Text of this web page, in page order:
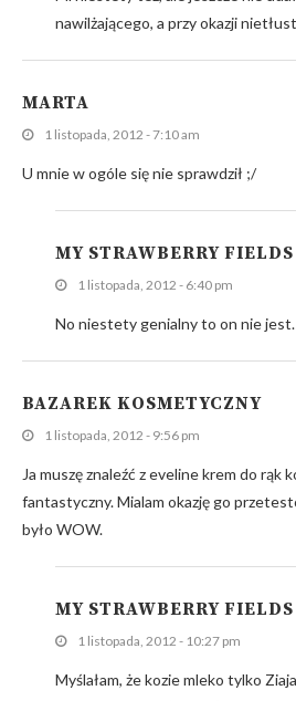
nawilżającego, a przy okazji
MARTA
1 listopada, 2012 - 7:10 am
U mnie w ogóle się nie sprawdził ;/
MY STRAWBERRY FIELDS
1 listopada, 2012 - 6:40 pm
No niestety genialny to on nie
BAZAREK KOSMETYCZNY
1 listopada, 2012 - 9:56 pm
Ja muszę znaleźć z eveline krem do rąk
fantastyczny. Mialam okazję go
było WOW.
MY STRAWBERRY FIELDS
1 listopada, 2012 - 10:27 pm
Myślałam, że kozie mleko tylko